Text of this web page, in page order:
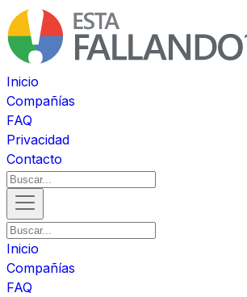
Inicio
Compañías
FAQ
Privacidad
Contacto
Inicio
Compañías
FAQ